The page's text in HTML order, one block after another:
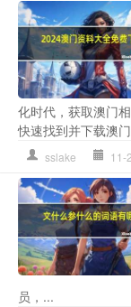
化时代，获取澳门
快速找到并下载澳
sslake 11-
员，...